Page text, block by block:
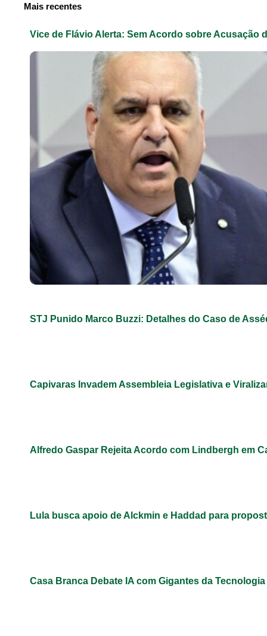
Mais recentes
Vice de Flávio Alerta: Sem Acordo sobre Acusação
STJ Punido Marco Buzzi: Detalhes do Caso de
Capivaras Invadem Assembleia Legislativa e
Alfredo Gaspar Rejeita Acordo com Lindbergh em
Lula busca apoio de Alckmin e Haddad para
Casa Branca Debate IA com Gigantes da